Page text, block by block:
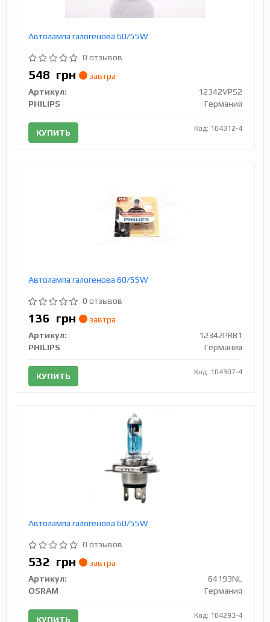
Автолампа галогенова 60/55W
0 отзывов
548 грн
завтра
Артикул:
12342VPS2
PHILIPS
Германия
КУПИТЬ Код: 104312-4
Автолампа галогенова 60/55W
0 отзывов
136 грн
завтра
Артикул:
12342PRB1
PHILIPS
Германия
КУПИТЬ Код: 104307-4
Автолампа галогенова 60/55W
0 отзывов
532 грн
завтра
Артикул:
64193NL
OSRAM
Германия
КУПИТЬ Код: 104293-4